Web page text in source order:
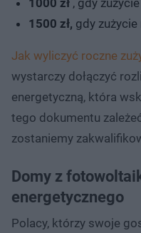
1000 zł , gdy
1500 zł, gdy
Jak wyliczyć roczne
wystarczy dołączyć
energetyczną, która
tego dokumentu
zostaniemy
Domy z
energetycznego
Polacy, którzy swoje